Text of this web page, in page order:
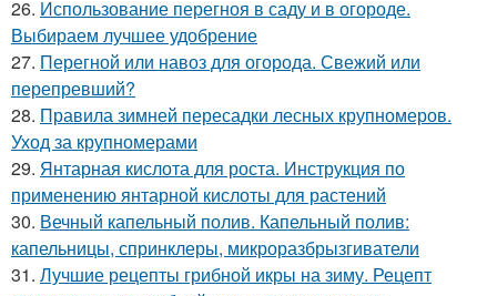
26. Использование перегноя в саду и в огороде.
Выбираем лучшее удобрение
27. Перегной или навоз для огорода. Свежий или
перепревший?
28. Правила зимней пересадки лесных крупномеров.
Уход за крупномерами
29. Янтарная кислота для роста. Инструкция по
применению янтарной кислоты для растений
30. Вечный капельный полив. Капельный полив:
капельницы, спринклеры, микроразбрызгиватели
31. Лучшие рецепты грибной икры на зиму. Рецепт